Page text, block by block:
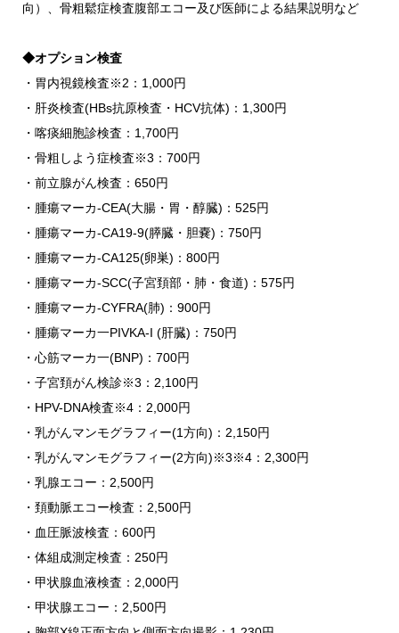
向）、骨粗鬆症検査腹部エコー及び医師による結果説明など
◆オプション検査
・胃内視鏡検査※2：1,000円
・肝炎検査(HBs抗原検査・HCV抗体)：1,300円
・喀痰細胞診検査：1,700円
・骨粗しよう症検査※3：700円
・前立腺がん検査：650円
・腫瘍マーカ-CEA(大腸・胃・醇臓)：525円
・腫瘍マーカ-CA19-9(膵臓・胆嚢)：750円
・腫瘍マーカ-CA125(卵巣)：800円
・腫瘍マーカ-SCC(子宮頚部・肺・食道)：575円
・腫瘍マーカ-CYFRA(肺)：900円
・腫瘍マーカ一PIVKA-I (肝臓)：750円
・心筋マーカ一(BNP)：700円
・子宮頚がん検診※3：2,100円
・HPV-DNA検査※4：2,000円
・乳がんマンモグラフィー(1方向)：2,150円
・乳がんマンモグラフィー(2方向)※3※4：2,300円
・乳腺エコー：2,500円
・頚動脈エコー検査：2,500円
・血圧脈波検査：600円
・体組成測定検査：250円
・甲状腺血液検査：2,000円
・甲状腺エコー：2,500円